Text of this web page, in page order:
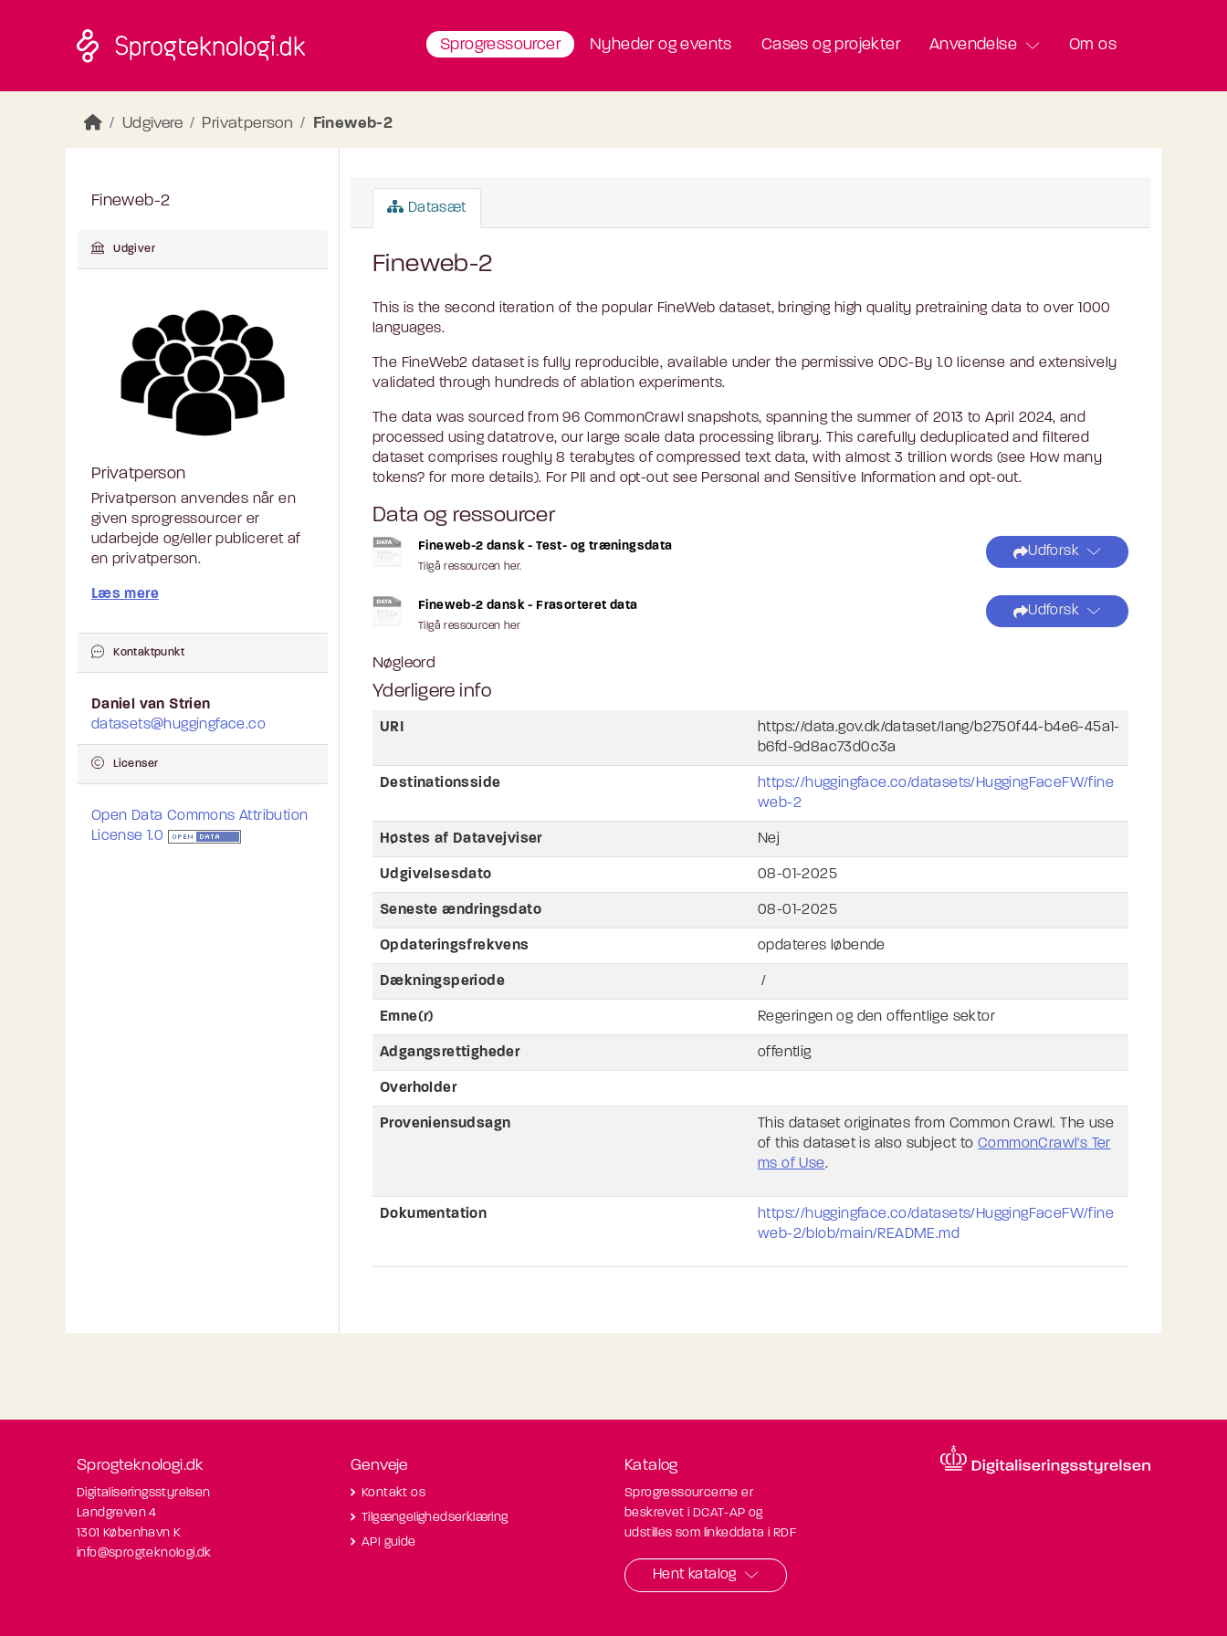
Sprogressourcer Nyheder og events Cases og projekter Anvendelse Om os
Udgivere Privatperson Fineweb-2
Fineweb-2
Udgiver
Privatperson
Privatperson anvendes når en
given sprogressourcer er
udarbejde og/eller publiceret af
en privatperson.
Læs mere
Kontaktpunkt
Daniel van Strien
datasets@huggingface.co
Licenser
Open Data Commons Attribution
License 1.0
Datasæt
Fineweb-2
This is the second iteration of the popular FineWeb dataset, bringing high quality pretraining data to over 1000
languages.
The FineWeb2 dataset is fully reproducible, available under the permissive ODC-By 1.0 license and extensively
validated through hundreds of ablation experiments.
The data was sourced from 96 CommonCrawl snapshots, spanning the summer of 2013 to April 2024, and
processed using datatrove, our large scale data processing library. This carefully deduplicated and filtered
dataset comprises roughly 8 terabytes of compressed text data, with almost 3 trillion words (see How many
tokens? for more details). For PII and opt-out see Personal and Sensitive Information and opt-out.
Data og ressourcer
Fineweb-2 dansk - Test- og træningsdata
Tilgå ressourcen her.
Udforsk
Fineweb-2 dansk - Frasorteret data
Tilgå ressourcen her
Udforsk
Nøgleord
Yderligere info
URI
https://data.gov.dk/dataset/lang/b2750f44-b4e6-45a1-
b6fd-9d8ac73d0c3a
Destinationsside
https://huggingface.co/datasets/HuggingFaceFW/fine
web-2
Høstes af Datavejviser Nej
Udgivelsesdato 08-01-2025
Seneste ændringsdato 08-01-2025
Opdateringsfrekvens opdateres løbende
Dækningsperiode /
Emne(r) Regeringen og den offentlige sektor
Adgangsrettigheder offentlig
Overholder
Proveniensudsagn
This dataset originates from Common Crawl. The use
of this dataset is also subject to CommonCrawl's Ter
ms of Use.
Dokumentation
https://huggingface.co/datasets/HuggingFaceFW/fine
web-2/blob/main/README.md
Sprogteknologi.dk
Digitaliseringsstyrelsen
Landgreven 4
1301 København K
info@sprogteknologi.dk
Genveje
Kontakt os
Tilgængelighedserklæring
API guide
Katalog
Sprogressourcerne er
beskrevet i DCAT-AP og
udstilles som linkeddata i RDF
Hent katalog